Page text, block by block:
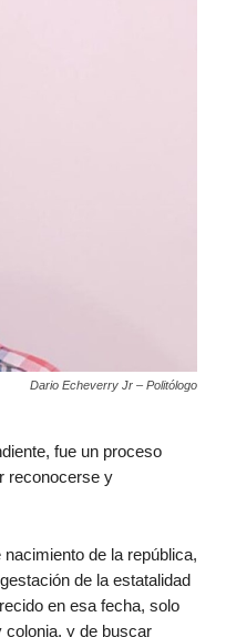
Dario Echeverry Jr – Politólogo
fue un proceso
reconocerse y
de la república,
de la estatalidad
en esa fecha, solo
colonia, y de buscar